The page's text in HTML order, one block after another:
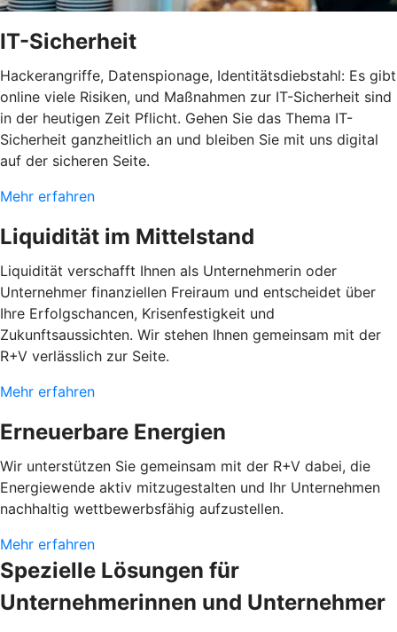
IT-Sicherheit
Hackerangriffe, Datenspionage, Identitätsdiebstahl: Es gibt
online viele Risiken, und Maßnahmen zur IT-Sicherheit sind
in der heutigen Zeit Pflicht. Gehen Sie das Thema IT-
Sicherheit ganzheitlich an und bleiben Sie mit uns digital
auf der sicheren Seite.
Mehr erfahren
Liquidität im Mittelstand
Liquidität verschafft Ihnen als Unternehmerin oder
Unternehmer finanziellen Freiraum und entscheidet über
Ihre Erfolgschancen, Krisenfestigkeit und
Zukunftsaussichten. Wir stehen Ihnen gemeinsam mit der
R+V verlässlich zur Seite.
Mehr erfahren
Erneuerbare Energien
Wir unterstützen Sie gemeinsam mit der R+V dabei, die
Energiewende aktiv mitzugestalten und Ihr Unternehmen
nachhaltig wettbewerbsfähig aufzustellen.
Mehr erfahren
Spezielle Lösungen für
Unternehmerinnen und Unternehmer